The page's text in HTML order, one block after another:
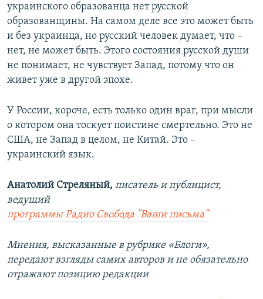
украинского образованца нет русской
образованщины. На самом деле все это может быть
и без украинца, но русский человек думает, что –
нет, не может быть. Этого состояния русской души
не понимает, не чувствует Запад, потому что он
живет уже в другой эпохе.
У России, короче, есть только один враг, при мысли
о котором она тоскует поистине смертельно. Это не
США, не Запад в целом, не Китай. Это –
украинский язык.
Анатолий Стреляный, писатель и публицист,
ведущий
программы Радио Свобода "Ваши письма"
Мнения, высказанные в рубрике «Блоги»,
передают взгляды самих авторов и не обязательно
отражают позицию редакции